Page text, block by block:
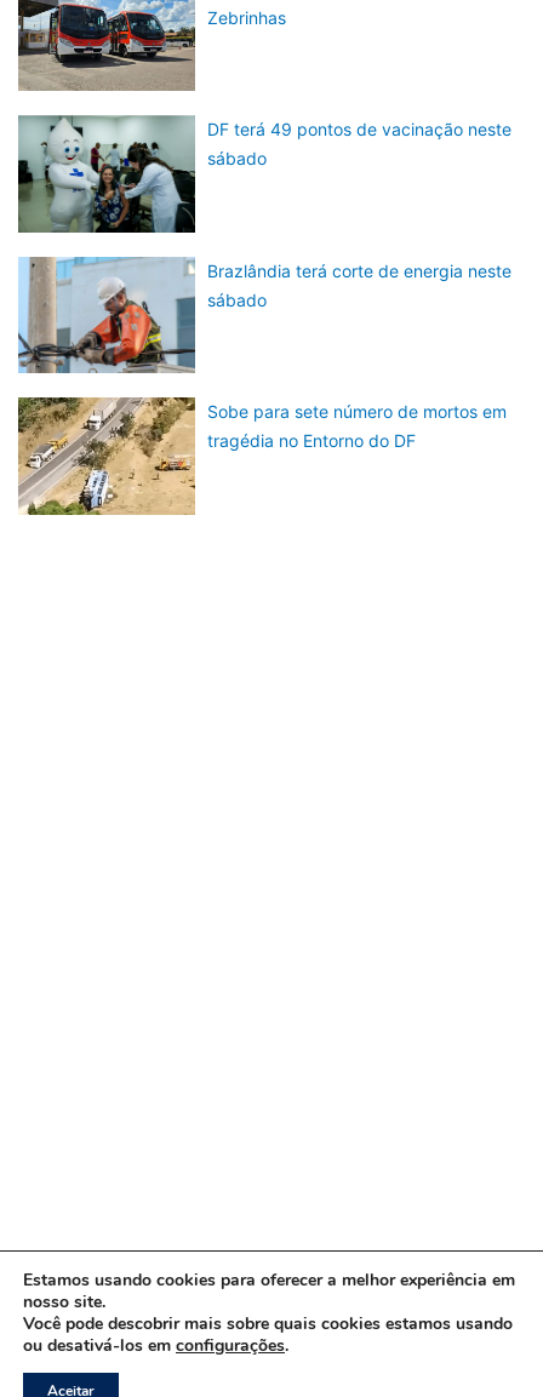
Zebrinhas
DF terá 49 pontos de vacinação neste
sábado
Brazlândia terá corte de energia neste
sábado
Sobe para sete número de mortos em
tragédia no Entorno do DF
Copyright © 2026 www.ACORDA DF
Estamos usando cookies para oferecer a melhor experiência em
nosso site.
Você pode descobrir mais sobre quais cookies estamos usando
ou desativá-los em configurações.
Aceitar